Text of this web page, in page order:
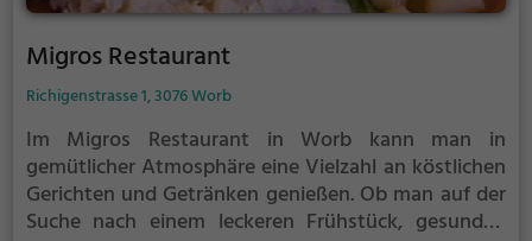
Migros Restaurant
Richigenstrasse 1, 3076 Worb
Im Migros Restaurant in Worb kann man in
gemütlicher Atmosphäre eine Vielzahl an köstlichen
Gerichten und Getränken genießen. Ob man auf der
Suche nach einem leckeren Frühstück, gesunden